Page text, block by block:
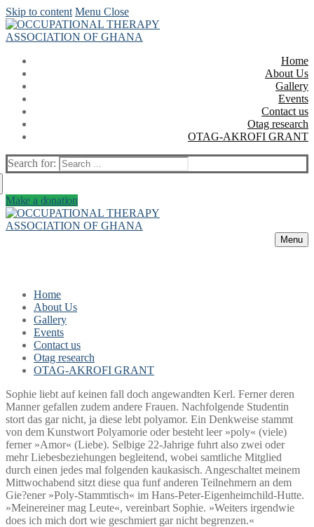
Skip to content Menu Close
Home
About Us
Gallery
Events
Contact us
Otag research
OTAG-AKROFI GRANT
Search for:
Make a donation
Menu
Home
About Us
Gallery
Events
Contact us
Otag research
OTAG-AKROFI GRANT
Sophie liebt auf keinen fall doch angewandten Kerl. Ferner deren
Manner gefallen zudem andere Frauen. Nachfolgende Studentin
stort das gar nicht, ja diese lebt polyamor. Ein Denkweise stammt
von dem Kunstwort Polyamorie oder besteht leer »poly« (viele)
ferner »Amor« (Liebe). Selbige 22-Jahrige fuhrt also zwei oder
mehr Liebesbeziehungen begleitend, wobei samtliche Mitglied
durch einen jedes mal folgenden kaukasisch. Angeschaltet meinem
Mittwochabend sitzt diese qua funf anderen Teilnehmern an dem
Gie?ener »Poly-Stammtisch« im Hans-Peter-Eigenheimchild-Hutte.
»Meinereiner mag Leute«, vereinbart Sophie. »Weiters irgendwie
does ich mich dort wie geschmiert gar nicht begrenzen.«